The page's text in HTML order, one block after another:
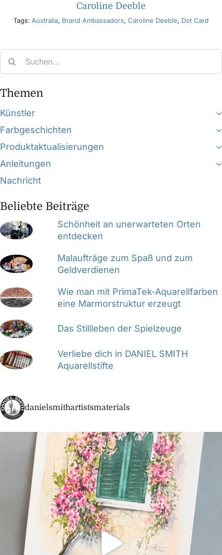
Caroline Deeble
Tags: Australia, Brand Ambassadors, Caroline Deeble, Dot Card
Themen
Künstler
Farbgeschichten
Produktaktualisierungen
Anleitungen
Nachricht
Beliebte Beiträge
Schönheit an unerwarteten Orten
entdecken
Malaufträge zum Spaß und zum
Geldverdienen
Wie man mit PrimaTek-Aquarellfarben
eine Marmorstruktur erzeugt
Das Stillleben der Spielzeuge
Verliebe dich in DANIEL SMITH
Aquarellstifte
danielsmithartistsmaterials